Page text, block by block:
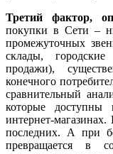
Третий фактор,
покупки в Сети –
промежуточных
склады,
продажи),
конечного
сравнительный
которые
интернет-магазинах.
последних. А при
превращается в